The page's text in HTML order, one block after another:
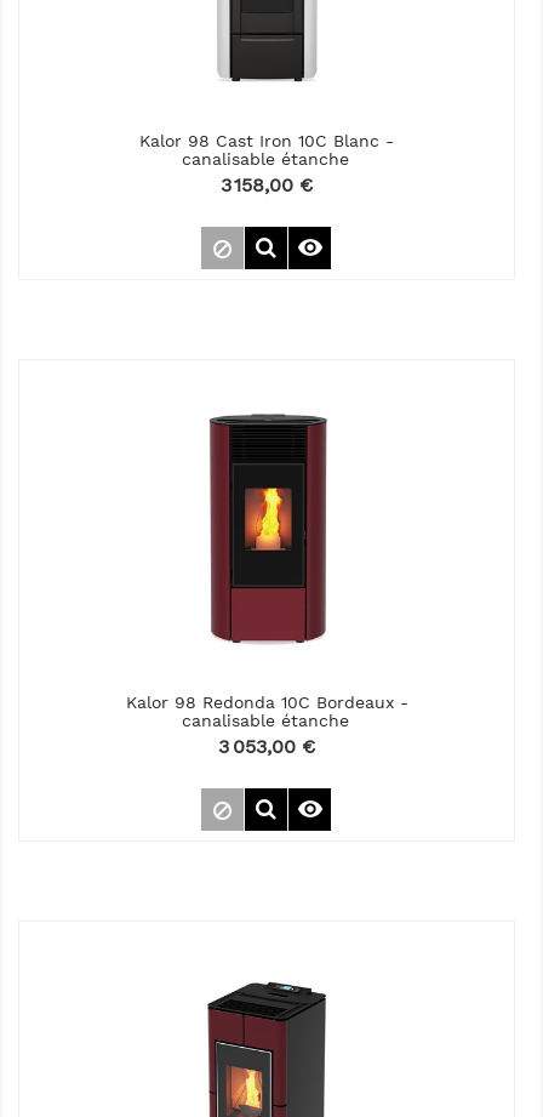
Kalor 98 Cast Iron 10C Blanc -
canalisable étanche
Prix
3 158,00 €

Kalor 98 Redonda 10C Bordeaux -
canalisable étanche
Prix
3 053,00 €
